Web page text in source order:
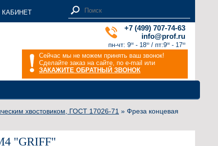
+7 (499) 707-74-63
info@prof.ru
пн-чт: 900 - 1800 / пт:900 - 1700
Сейчас мы не можем принять ваш звонок!
Сделайте заказ на сайте, по e-mail или
ЗАКАЖИТЕ ОБРАТНЫЙ ЗВОНОК
хвостовиком, ГОСТ 17026-71 » Фреза концевая
"GRIFF"